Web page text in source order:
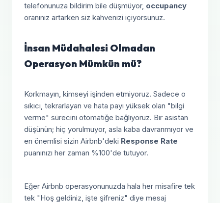
telefonunuza bildirim bile düşmüyor, occupancy
oranınız artarken siz kahvenizi içiyorsunuz.
İnsan Müdahalesi Olmadan
Operasyon Mümkün mü?
Korkmayın, kimseyi işinden etmiyoruz. Sadece o
sıkıcı, tekrarlayan ve hata payı yüksek olan "bilgi
verme" sürecini otomatiğe bağlıyoruz. Bir asistan
düşünün; hiç yorulmuyor, asla kaba davranmıyor ve
en önemlisi sizin Airbnb'deki Response Rate
puanınızı her zaman %100'de tutuyor.
Eğer Airbnb operasyonunuzda hala her misafire tek
tek "Hoş geldiniz, işte şifreniz" diye mesaj